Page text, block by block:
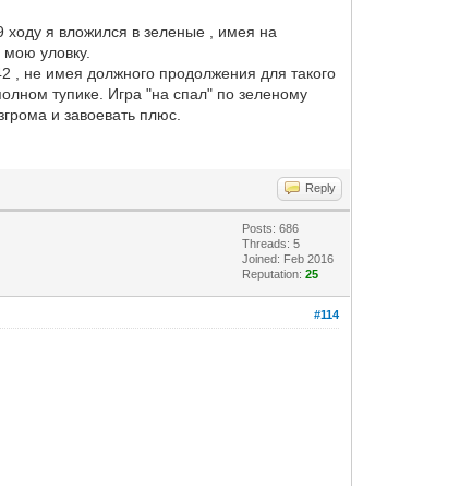
я вложился в зеленые , имея на
уловку.
, не имея должного продолжения для такого
тупике. Игра "на спал" по зеленому
и завоевать плюс.
Reply
Posts: 686
Threads: 5
Joined: Feb 2016
Reputation:25
#114